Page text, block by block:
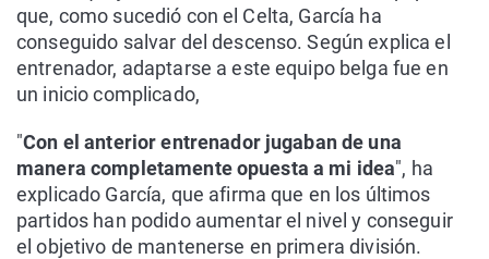
que, como sucedió con el Celta, García ha
conseguido salvar del descenso. Según explica el
entrenador, adaptarse a este equipo belga fue en
un inicio complicado,
"Con el anterior entrenador jugaban de una
manera completamente opuesta a mi idea", ha
explicado García, que afirma que en los últimos
partidos han podido aumentar el nivel y conseguir
el objetivo de mantenerse en primera división.